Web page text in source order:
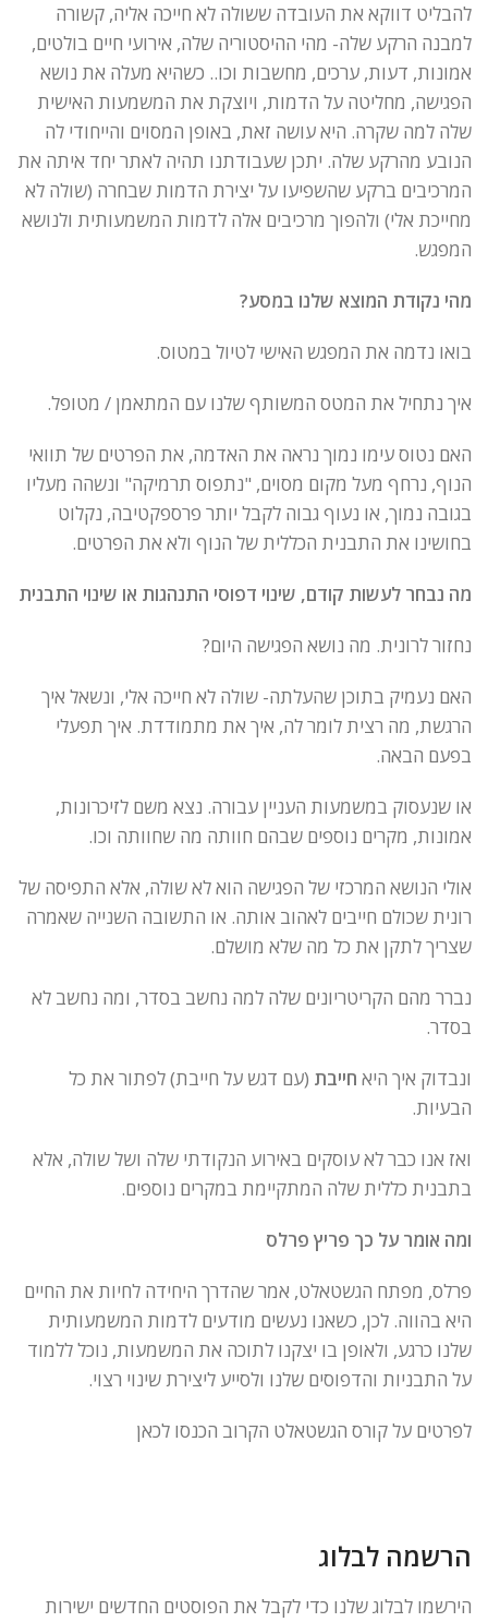
להבליט דווקא את העובדה ששולה לא חייכה אליה, קשורה
למבנה הרקע שלה- מהי ההיסטוריה שלה, אירועי חיים בולטים,
אמונות, דעות, ערכים, מחשבות וכו.. כשהיא מעלה את נושא
הפגישה, מחליטה על הדמות, ויוצקת את המשמעות האישית
שלה למה שקרה. היא עושה זאת, באופן המסוים והייחודי לה
הנובע מהרקע שלה. יתכן שעבודתנו תהיה לאתר יחד איתה את
המרכיבים ברקע שהשפיעו על יצירת הדמות שבחרה (שולה לא
מחייכת אלי) ולהפוך מרכיבים אלה לדמות המשמעותית ולנושא
המפגש.
מהי נקודת המוצא שלנו במסע?
בואו נדמה את המפגש האישי לטיול במטוס.
איך נתחיל את המטס המשותף שלנו עם המתאמן / מטופל.
האם נטוס עימו נמוך נראה את האדמה, את הפרטים של תוואי
הנוף, נרחף מעל מקום מסוים, "נתפוס תרמיקה" ונשהה מעליו
בגובה נמוך, או נעוף גבוה לקבל יותר פרספקטיבה, נקלוט
בחושינו את התבנית הכללית של הנוף ולא את הפרטים.
מה נבחר לעשות קודם, שינוי דפוסי התנהגות או שינוי התבנית
נחזור לרונית. מה נושא הפגישה היום?
האם נעמיק בתוכן שהעלתה- שולה לא חייכה אלי, ונשאל איך
הרגשת, מה רצית לומר לה, איך את מתמודדת. איך תפעלי
בפעם הבאה.
או שנעסוק במשמעות העניין עבורה. נצא משם לזיכרונות,
אמונות, מקרים נוספים שבהם חוותה מה שחוותה וכו.
אולי הנושא המרכזי של הפגישה הוא לא שולה, אלא התפיסה של
רונית שכולם חייבים לאהוב אותה. או התשובה השנייה שאמרה
שצריך לתקן את כל מה שלא מושלם.
נברר מהם הקריטריונים שלה למה נחשב בסדר, ומה נחשב לא
בסדר.
ונבדוק איך היא חייבת (עם דגש על חייבת) לפתור את כל
הבעיות.
ואז אנו כבר לא עוסקים באירוע הנקודתי שלה ושל שולה, אלא
בתבנית כללית שלה המתקיימת במקרים נוספים.
ומה אומר על כך פריץ פרלס
פרלס, מפתח הגשטאלט, אמר שהדרך היחידה לחיות את החיים
היא בהווה. לכן, כשאנו נעשים מודעים לדמות המשמעותית
שלנו כרגע, ולאופן בו יצקנו לתוכה את המשמעות, נוכל ללמוד
על התבניות והדפוסים שלנו ולסייע ליצירת שינוי רצוי.
לפרטים על קורס הגשטאלט הקרוב הכנסו לכאן
הרשמה לבלוג
הירשמו לבלוג שלנו כדי לקבל את הפוסטים החדשים ישירות